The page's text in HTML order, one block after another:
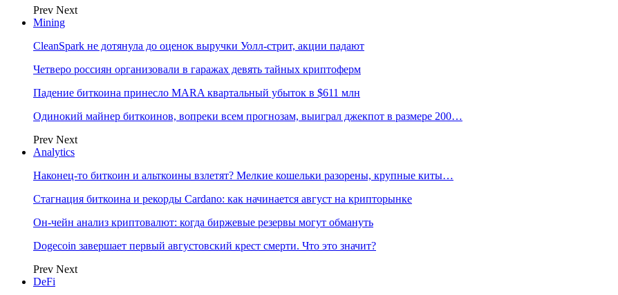
Prev Next
Mining
CleanSpark не дотянула до оценок выручки Уолл-стрит, акции падают
Четверо россиян организовали в гаражах девять тайных криптоферм
Падение биткоина принесло MARA квартальный убыток в $611 млн
Одинокий майнер биткоинов, вопреки всем прогнозам, выиграл джекпот в размере 200…
Prev Next
Analytics
Наконец-то биткоин и альткоины взлетят? Мелкие кошельки разорены, крупные киты…
Стагнация биткоина и рекорды Cardano: как начинается август на крипторынке
Он-чейн анализ криптовалют: когда биржевые резервы могут обмануть
Dogecoin завершает первый августовский крест смерти. Что это значит?
Prev Next
DeFi